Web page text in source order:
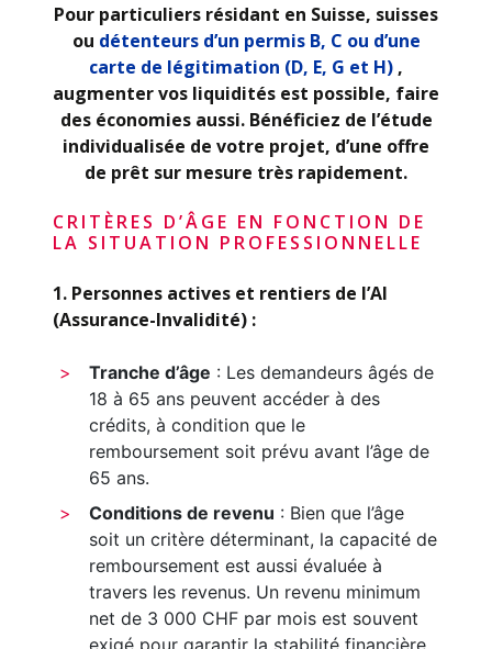
Pour particuliers résidant en Suisse, suisses
ou détenteurs d’un permis B, C ou d’une
carte de légitimation (D, E, G et H) ,
augmenter vos liquidités est possible, faire
des économies aussi. Bénéficiez de l’étude
individualisée de votre projet, d’une offre
de prêt sur mesure très rapidement.
CRITÈRES D’ÂGE EN FONCTION DE
LA SITUATION PROFESSIONNELLE
1. Personnes actives et rentiers de l’AI
(Assurance-Invalidité) :
Tranche d’âge : Les demandeurs âgés de
18 à 65 ans peuvent accéder à des
crédits, à condition que le
remboursement soit prévu avant l’âge de
65 ans.
Conditions de revenu : Bien que l’âge
soit un critère déterminant, la capacité de
remboursement est aussi évaluée à
travers les revenus. Un revenu minimum
net de 3 000 CHF par mois est souvent
exigé pour garantir la stabilité financière